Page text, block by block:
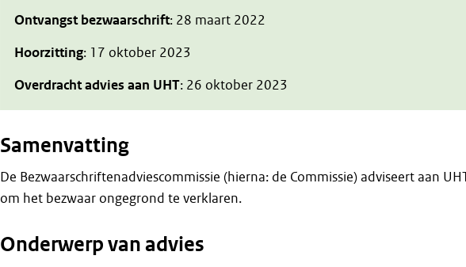
Ontvangst bezwaarschrift: 28 maart 2022
Hoorzitting: 17 oktober 2023
Overdracht advies aan UHT: 26 oktober 2023
Samenvatting
De Bezwaarschriftenadviescommissie (hierna: de Commissie) adviseert aan
om het bezwaar ongegrond te verklaren.
Onderwerp van advies